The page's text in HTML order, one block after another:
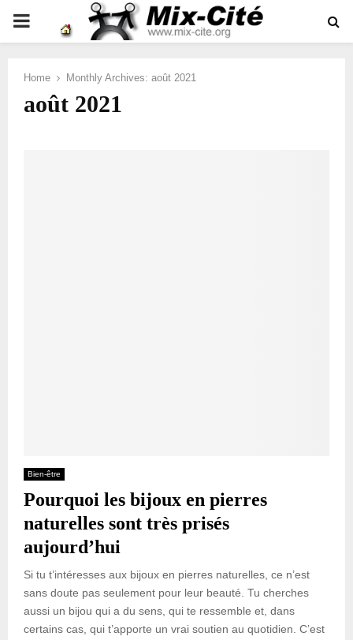
PRIMARY
Home Monthly Archives: août 2021
août 2021
Bien-être
Pourquoi les bijoux en pierres
naturelles sont très prisés
aujourd’hui
Si tu t’intéresses aux bijoux en pierres naturelles, ce n’est
sans doute pas seulement pour leur beauté. Tu cherches
aussi un bijou qui a du sens, qui te ressemble et, dans
certains cas, qui t’apporte un vrai soutien au quotidien. C’est